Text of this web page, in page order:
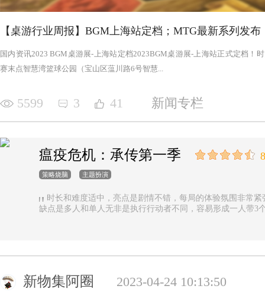
【桌游行业周报】BGM上海站定档；MTG最新系列发布
国内资讯2023 BGM桌游展-上海站定档2023BGM桌游展-上海站正式定档！
赛末点智慧湾篮球公园（宝山区蕰川路6号智慧...
5599 3 41 新闻专栏
瘟疫危机：承传第一季
策略烧脑 主题扮演
时长和难度适中，亮点是剧情不错，每局的体验氛围非常
缺点是多人和单人无非是执行行动者不同，容易形成一人带3
新物集阿圈 2023-04-24 10:13:50